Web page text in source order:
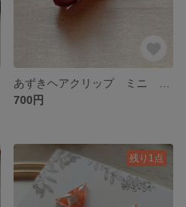
700円
残り1点